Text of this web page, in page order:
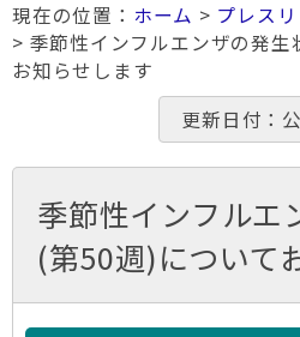
ホーム > プレス
> 季節性インフルエンザの発
お知らせします
更新日付：
季節性インフルエ
(第50週)について